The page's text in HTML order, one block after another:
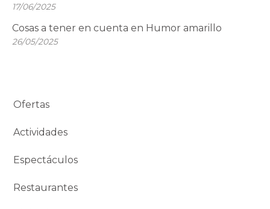
17/06/2025
Cosas a tener en cuenta en Humor amarillo
26/05/2025
Ofertas
Actividades
Espectáculos
Restaurantes